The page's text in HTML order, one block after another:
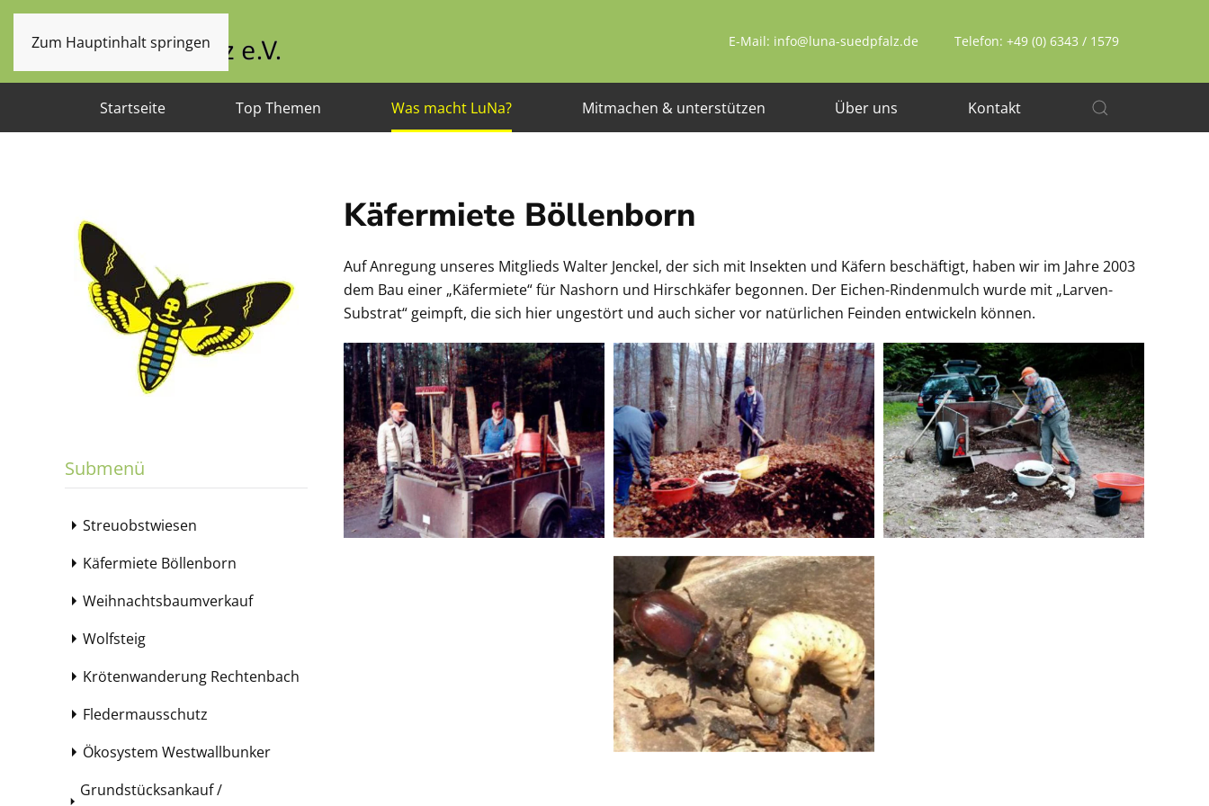
Zum Hauptinhalt springen E-Mail: info@luna-suedpfalz.de Telefon: +49 (0) 6343 / 1579
Startseite Top Themen Was macht LuNa? Mitmachen & unterstützen Über uns Kontakt
Submenü
Streuobstwiesen
Käfermiete Böllenborn
Weihnachtsbaumverkauf
Wolfsteig
Krötenwanderung Rechtenbach
Fledermausschutz
Ökosystem Westwallbunker
Grundstücksankauf /
Käfermiete Böllenborn
Auf Anregung unseres Mitglieds Walter Jenckel, der sich mit Insekten und Käfern beschäftigt, haben wir im Jahre 2003
dem Bau einer „Käfermiete“ für Nashorn und Hirschkäfer begonnen. Der Eichen-Rindenmulch wurde mit „Larven-
Substrat“ geimpft, die sich hier ungestört und auch sicher vor natürlichen Feinden entwickeln können.